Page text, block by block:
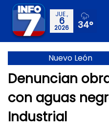
JUE.,
6
2026 34°
Nuevo León
Denuncian
con aguas
Industrial